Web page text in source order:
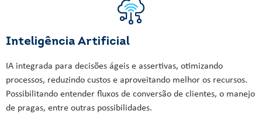
Inteligência Artificial
IA integrada para decisões ágeis e assertivas, otimizando
processos, reduzindo custos e aproveitando melhor os recursos.
Possibilitando entender fluxos de conversão de clientes, o manejo
de pragas, entre outras possibilidades.